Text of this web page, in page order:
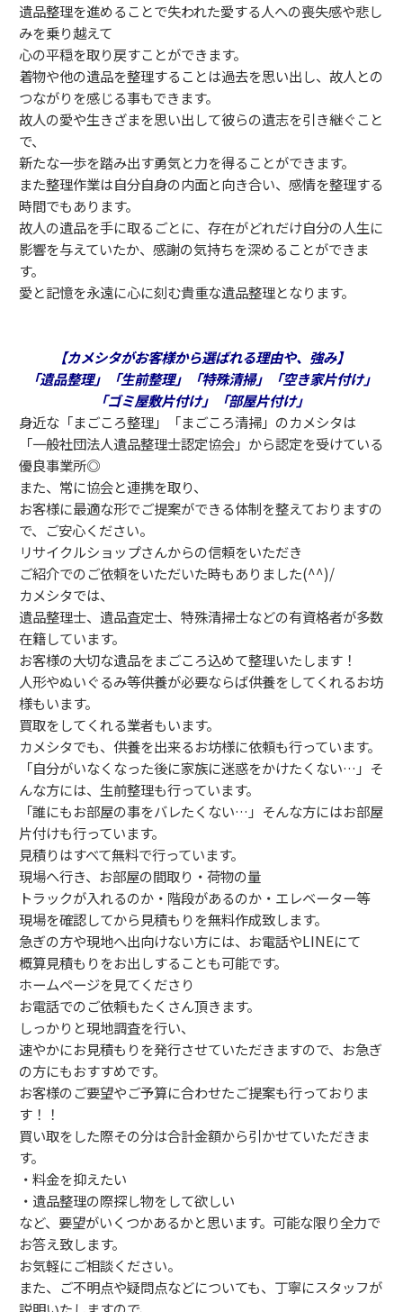
遺品整理を進めることで失われた愛する人への喪失感や悲し
みを乗り越えて
心の平穏を取り戻すことができます。
着物や他の遺品を整理することは過去を思い出し、故人との
つながりを感じる事もできます。
故人の愛や生きざまを思い出して彼らの遺志を引き継ぐこと
で、
新たな一歩を踏み出す勇気と力を得ることができます。
また整理作業は自分自身の内面と向き合い、感情を整理する
時間でもあります。
故人の遺品を手に取るごとに、存在がどれだけ自分の人生に
影響を与えていたか、感謝の気持ちを深めることができま
す。
愛と記憶を永遠に心に刻む貴重な遺品整理となります。
【カメシタがお客様から選ばれる理由や、強み】
「遺品整理」「生前整理」「特殊清掃」「空き家片付け」
「ゴミ屋敷片付け」「部屋片付け」
身近な「まごころ整理」「まごころ清掃」のカメシタは
「一般社団法人遺品整理士認定協会」から認定を受けている
優良事業所◎
また、常に協会と連携を取り、
お客様に最適な形でご提案ができる体制を整えておりますの
で、ご安心ください。
リサイクルショップさんからの信頼をいただき
ご紹介でのご依頼をいただいた時もありました(^^)/
カメシタでは、
遺品整理士、遺品査定士、特殊清掃士などの有資格者が多数
在籍しています。
お客様の大切な遺品をまごころ込めて整理いたします！
人形やぬいぐるみ等供養が必要ならば供養をしてくれるお坊
様もいます。
買取をしてくれる業者もいます。
カメシタでも、供養を出来るお坊様に依頼も行っています。
「自分がいなくなった後に家族に迷惑をかけたくない…」そ
んな方には、生前整理も行っています。
「誰にもお部屋の事をバレたくない…」そんな方にはお部屋
片付けも行っています。
見積りはすべて無料で行っています。
現場へ行き、お部屋の間取り・荷物の量
トラックが入れるのか・階段があるのか・エレベーター等
現場を確認してから見積もりを無料作成致します。
急ぎの方や現地へ出向けない方には、お電話やLINEにて
概算見積もりをお出しすることも可能です。
ホームページを見てくださり
お電話でのご依頼もたくさん頂きます。
しっかりと現地調査を行い、
速やかにお見積もりを発行させていただきますので、お急ぎ
の方にもおすすめです。
お客様のご要望やご予算に合わせたご提案も行っておりま
す！！
買い取をした際その分は合計金額から引かせていただきま
す。
・料金を抑えたい
・遺品整理の際探し物をして欲しい
など、要望がいくつかあるかと思います。可能な限り全力で
お答え致します。
お気軽にご相談ください。
また、ご不明点や疑問点などについても、丁寧にスタッフが